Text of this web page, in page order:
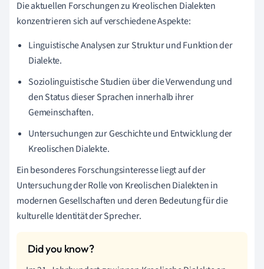
Die aktuellen Forschungen zu Kreolischen Dialekten
konzentrieren sich auf verschiedene Aspekte:
Linguistische Analysen zur Struktur und Funktion der
Dialekte.
Soziolinguistische Studien über die Verwendung und
den Status dieser Sprachen innerhalb ihrer
Gemeinschaften.
Untersuchungen zur Geschichte und Entwicklung der
Kreolischen Dialekte.
Ein besonderes Forschungsinteresse liegt auf der
Untersuchung der Rolle von Kreolischen Dialekten in
modernen Gesellschaften und deren Bedeutung für die
kulturelle Identität der Sprecher.